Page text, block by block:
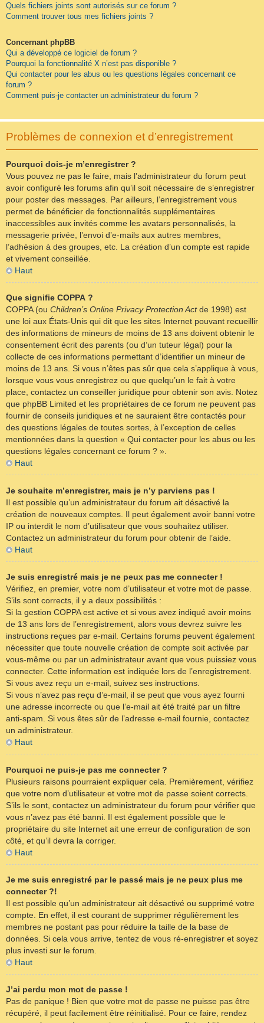
Quels fichiers joints sont autorisés sur ce forum ?
Comment trouver tous mes fichiers joints ?
Concernant phpBB
Qui a développé ce logiciel de forum ?
Pourquoi la fonctionnalité X n’est pas disponible ?
Qui contacter pour les abus ou les questions légales concernant ce
forum ?
Comment puis-je contacter un administrateur du forum ?
Problèmes de connexion et d’enregistrement
Pourquoi dois-je m’enregistrer ?
Vous pouvez ne pas le faire, mais l’administrateur du forum peut
avoir configuré les forums afin qu’il soit nécessaire de s’enregistrer
pour poster des messages. Par ailleurs, l’enregistrement vous
permet de bénéficier de fonctionnalités supplémentaires
inaccessibles aux invités comme les avatars personnalisés, la
messagerie privée, l’envoi d’e-mails aux autres membres,
l’adhésion à des groupes, etc. La création d’un compte est rapide
et vivement conseillée.
Haut
Que signifie COPPA ?
COPPA (ou Children’s Online Privacy Protection Actde 1998) est
une loi aux États-Unis qui dit que les sites Internet pouvant recueillir
des informations de mineurs de moins de 13 ans doivent obtenir le
consentement écrit des parents (ou d’un tuteur légal) pour la
collecte de ces informations permettant d’identifier un mineur de
moins de 13 ans. Si vous n’êtes pas sûr que cela s’applique à vous,
lorsque vous vous enregistrez ou que quelqu’un le fait à votre
place, contactez un conseiller juridique pour obtenir son avis. Notez
que phpBB Limited et les propriétaires de ce forum ne peuvent pas
fournir de conseils juridiques et ne sauraient être contactés pour
des questions légales de toutes sortes, à l’exception de celles
mentionnées dans la question « Qui contacter pour les abus ou les
questions légales concernant ce forum ? ».
Haut
Je souhaite m’enregistrer, mais je n’y parviens pas !
Il est possible qu’un administrateur du forum ait désactivé la
création de nouveaux comptes. Il peut également avoir banni votre
IP ou interdit le nom d’utilisateur que vous souhaitez utiliser.
Contactez un administrateur du forum pour obtenir de l’aide.
Haut
Je suis enregistré mais je ne peux pas me connecter !
Vérifiez, en premier, votre nom d’utilisateur et votre mot de passe.
S’ils sont corrects, il y a deux possibilités :
Si la gestion COPPA est active et si vous avez indiqué avoir moins
de 13 ans lors de l’enregistrement, alors vous devrez suivre les
instructions reçues par e-mail. Certains forums peuvent également
nécessiter que toute nouvelle création de compte soit activée par
vous-même ou par un administrateur avant que vous puissiez vous
connecter. Cette information est indiquée lors de l’enregistrement.
Si vous avez reçu un e-mail, suivez ses instructions.
Si vous n’avez pas reçu d’e-mail, il se peut que vous ayez fourni
une adresse incorrecte ou que l’e-mail ait été traité par un filtre
anti-spam. Si vous êtes sûr de l’adresse e-mail fournie, contactez
un administrateur.
Haut
Pourquoi ne puis-je pas me connecter ?
Plusieurs raisons pourraient expliquer cela. Premièrement, vérifiez
que votre nom d’utilisateur et votre mot de passe soient corrects.
S’ils le sont, contactez un administrateur du forum pour vérifier que
vous n’avez pas été banni. Il est également possible que le
propriétaire du site Internet ait une erreur de configuration de son
côté, et qu’il devra la corriger.
Haut
Je me suis enregistré par le passé mais je ne peux plus me
connecter ?!
Il est possible qu’un administrateur ait désactivé ou supprimé votre
compte. En effet, il est courant de supprimer régulièrement les
membres ne postant pas pour réduire la taille de la base de
données. Si cela vous arrive, tentez de vous ré-enregistrer et soyez
plus investi sur le forum.
Haut
J’ai perdu mon mot de passe !
Pas de panique ! Bien que votre mot de passe ne puisse pas être
récupéré, il peut facilement être réinitialisé. Pour ce faire, rendez